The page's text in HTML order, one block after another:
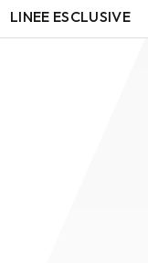
LINEE ESCLUSIVE